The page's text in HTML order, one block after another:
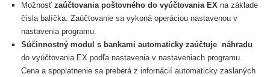
Možnosť zaúčtovania poštovného do vyúčtovania EX na základe
čísla balíčka. Zaúčtovanie sa vykoná operáciou nastavenou v
nastavenia programu.
Súčinnostný modul s bankami automaticky zaúčtuje náhradu
do vyúčtovania EX podľa nastavenia v nastaveniach programu.
Cena a spoplatnenie sa preberá z infornácií automaticky zaslaných